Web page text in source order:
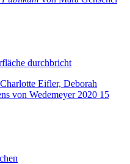
durchbricht
Eifler, Deborah
von Wedemeyer 2020 15